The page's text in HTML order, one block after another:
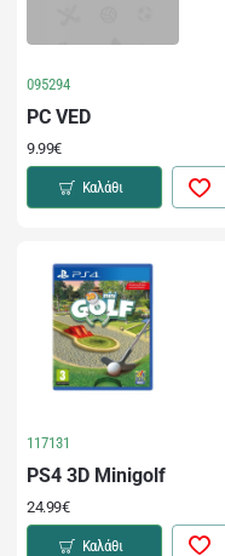
095294
PC VED
9.99€
Καλάθι
117131
PS4 3D Minigolf
24.99€
Καλάθι